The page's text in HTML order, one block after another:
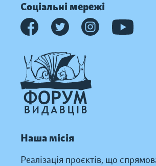
Соціальні мережі
Наша місія
Реалізація проєктів, що